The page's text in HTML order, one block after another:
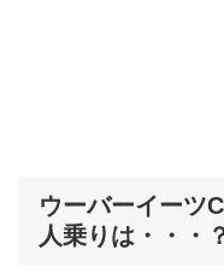
ウーバーイーツ
人乗りは・・・